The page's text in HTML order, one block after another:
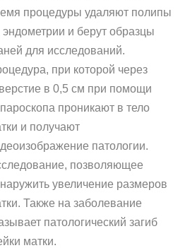
процедуры удаляют полипы
эндометрии и берут образцы
для исследований.
при которой через
в 0,5 см при помощи
проникают в тело
и получают
патологии.
позволяющее
увеличение размеров
Также на заболевание
патологический загиб
матки.